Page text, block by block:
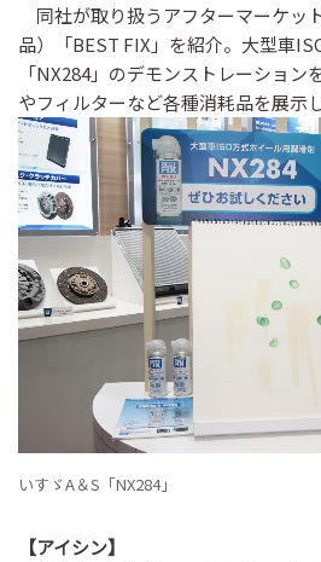
同社が取り扱うアフターマーケッ
品）「BEST FIX」を紹介。大型車
「NX284」のデモンストレーショ
やフィルターなど各種消耗品を展示し
いすゞA＆S「NX284」
【アイシン】